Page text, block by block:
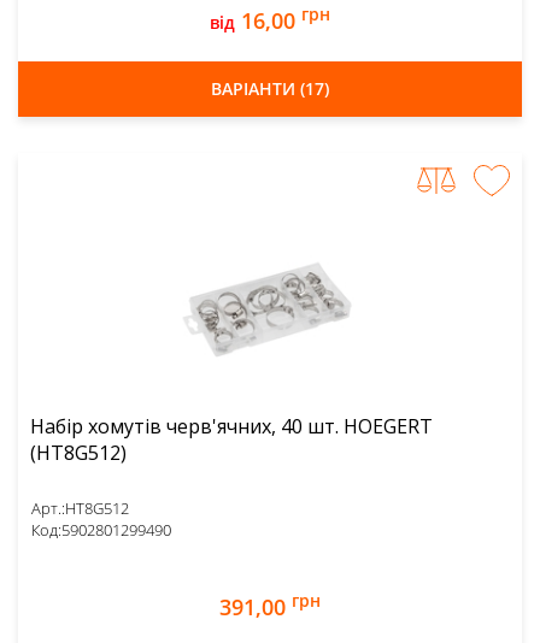
від 16,00 грн
ВАРІАНТИ (17)
Набір хомутів черв'ячних, 40 шт. HOEGERT
(HT8G512)
Арт.:HT8G512
Код:5902801299490
391,00 грн